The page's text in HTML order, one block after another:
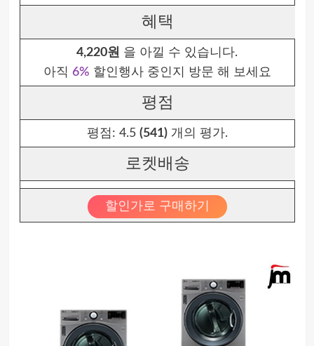
혜택
4,220원 을 아낄 수 있습니다.
아직 6% 할인행사 중인지 방문 해 보세요
평점
평점: 4.5 (541)개의 평가.
로켓배송
할인가로 구매하기